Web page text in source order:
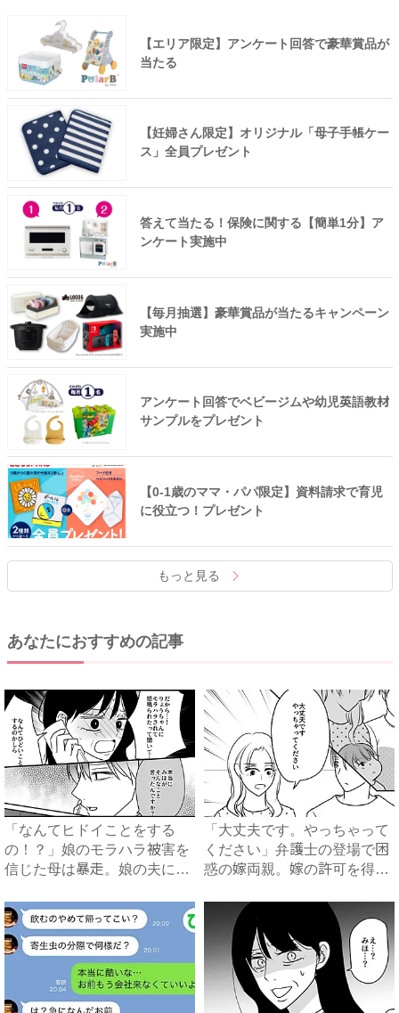
【エリア限定】アンケート回答で豪華賞品が
当たる
【妊婦さん限定】オリジナル「母子手帳ケー
ス」全員プレゼント
答えて当たる！保険に関する【簡単1分】ア
ンケート実施中
【毎月抽選】豪華賞品が当たるキャンペーン
実施中
アンケート回答でベビージムや幼児英語教材
サンプルをプレゼント
【0-1歳のママ・パパ限定】資料請求で育児
に役立つ！プレゼント
もっと見る
あなたにおすすめの記事
「なんてヒドイことをする
の！？」娘のモラハラ被害を
信じた母は暴走。娘の夫に電
「大丈夫です。やっちゃって
ください」弁護士の登場で困
惑の嫁両親。嫁の許可を得た